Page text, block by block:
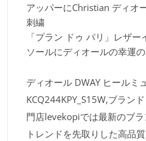
アッパーにChristian ディオ
刺繍
「プラン ドゥ パリ」レザー
ソールにディオールの幸運
ディオール DWAY ヒールミ
KCQ244KPY_S15W,ブラン
門店levekopiでは最新のブラ
トレンドを先取りした高品